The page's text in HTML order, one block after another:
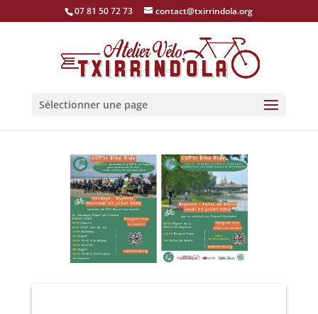
07 81 50 72 73 contact@txirrindola.org
Sélectionner une page